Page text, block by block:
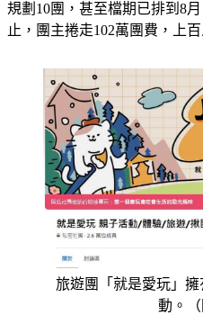
止，團主捲走102萬團費，上
旅遊團「就是愛玩」
動。